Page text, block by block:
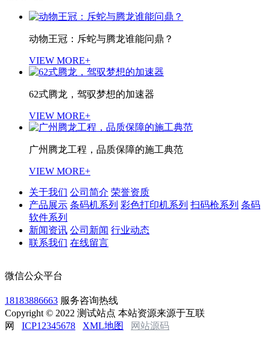
动物王冠：斥蛇与腾龙谁能问鼎？
VIEW MORE+
62式腾龙，驾驭梦想的加速器
VIEW MORE+
广州腾龙工程，品质保障的施工典范
VIEW MORE+
关于我们 公司简介 荣誉资质
产品展示 条码机系列 彩色打印机系列 扫码枪系列 条码
软件系列
新闻资讯 公司新闻 行业动态
联系我们 在线留言
微信公众平台
18183886663 服务咨询热线
Copyright © 2022 测试站点 本站资源来源于互联
网 ICP12345678 XML地图 网站源码